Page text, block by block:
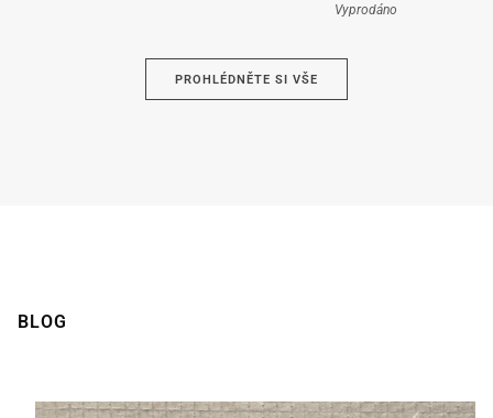
Vyprodáno
PROHLÉDNĚTE SI VŠE
BLOG